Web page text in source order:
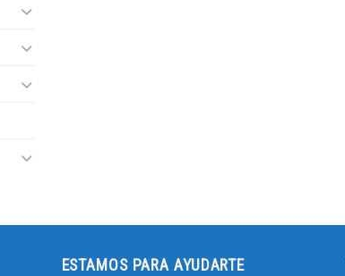
ESTAMOS PARA AYUDARTE